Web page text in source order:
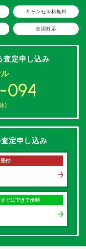
キャンセル料無料
全国対応
査定申し込み
094
)
査定申し込み
付
ぐにできて便利